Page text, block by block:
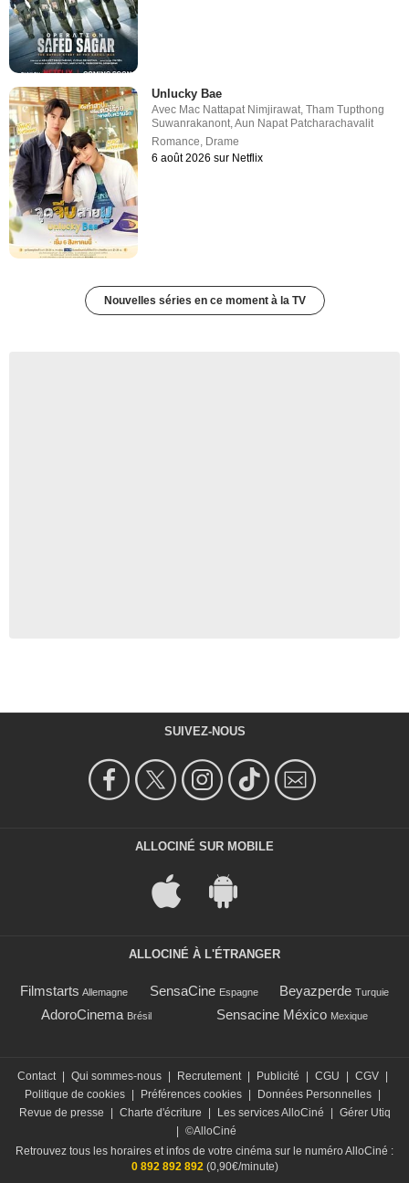
Unlucky Bae
Avec Mac Nattapat Nimjirawat ,Tham Tupthong
Suwanrakanont ,Aun Napat Patcharachavalit
Romance Drame
6 août 2026 sur Netflix
Nouvelles séries en ce moment à la TV
SUIVEZ-NOUS
ALLOCINÉ SUR MOBILE
ALLOCINÉ À L'ÉTRANGER
Filmstarts Allemagne SensaCine Espagne Beyazperde Turquie
AdoroCinema Brésil Sensacine México Mexique
Contact Qui sommes-nous Recrutement Publicité CGU CGV
Politique de cookies
Préférences cookies Données Personnelles
Revue de presse
Charte d'écriture Les services AlloCiné
Gérer Utiq
©AlloCiné
Retrouvez tous les horaires et infos de votre cinéma sur le numéro AlloCiné :
0 892 892 892(0,90€/minute)